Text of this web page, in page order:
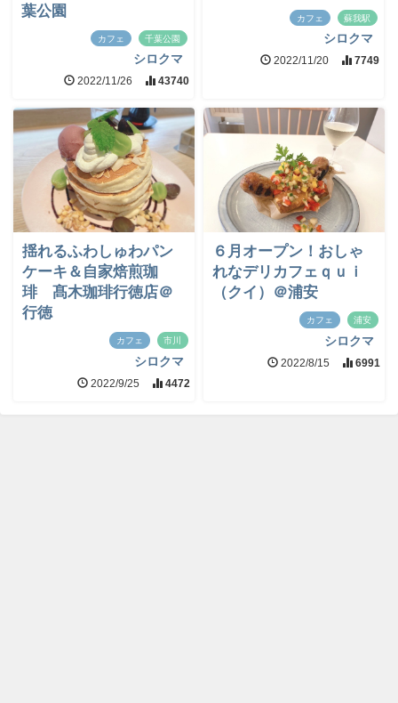
葉公園
カフェ 千葉公園
シロクマ
2022/11/26 43740
カフェ 蘇我駅
シロクマ
2022/11/20 7749
揺れるふわしゅわパン
ケーキ＆自家焙煎珈
琲 髙木珈琲行徳店＠
行徳
カフェ 市川
シロクマ
2022/9/25 4472
６月オープン！おしゃ
れなデリカフェｑｕｉ
（クイ）＠浦安
カフェ 浦安
シロクマ
2022/8/15 6991